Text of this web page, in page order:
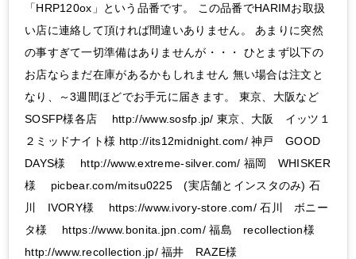
「HRP120ox」という品番です。 この品番でHARIMお取扱
い店に連絡して頂ければ間違いありません。 あまりに突然
の事すぎて一切準備はありませんが・・・ ひとまず以下の
お店ならまだ在庫があるかもしれません 無い場合は注文と
なり、～3週間ほどでお手元に届きます。 東京、大阪など
SOSFP様各店 http://www.sosfp.jp/ 東京、大阪 イッツ１
２ミッドナイト様 http://its12midnight.com/ 神戸 GOOD
DAYS様 http://www.extreme-silver.com/ 福岡 WHISKER
様 picbear.com/mitsu0225 (実店舗とインスタのみ) 石
川 IVORY様 https://www.ivory-store.com/ 石川 ボニー
タ様 https://www.bonita.jpn.com/ 福島 recollection様
http://www.recollection.jp/ 福井 RAZE様